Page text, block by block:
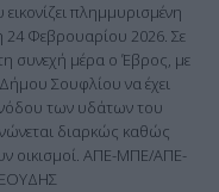
πλημμυρισμένη
24 Φεβρουαρίου 2026. Σε
συνεχή μέρα ο Έβρος, με
Σουφλίου να έχει
των υδάτων του
διαρκώς καθώς
οικισμοί. ΑΠΕ-ΜΠΕ/ΑΠΕ-